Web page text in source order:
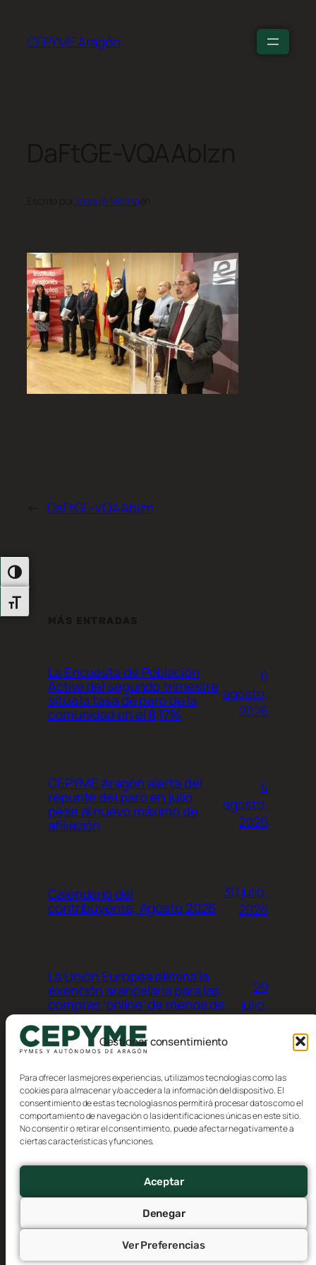
Gestionar consentimiento
Para ofrecer las mejores experiencias, utilizamos tecnologías como las
cookies para almacenar y/o acceder a la información del dispositivo. El
consentimiento de estas tecnologías nos permitirá procesar datos como el
comportamiento de navegación o las identificaciones únicas en este sitio.
No consentir o retirar el consentimiento, puede afectar negativamente a
ciertas características y funciones.
Aceptar
Denegar
Ver Preferencias
Alternar Alto Contraste
Alternar Tamaño De Letra
CEPYME Aragón
Joaquín Molina
DaFtGE-VQAAbIzn
La Encuesta de Población
Activa del segundo trimestre
sitúa la tasa de paro de la
comunidad en el 8,17%
6
agosto,
2026
CEPYME Aragón alerta del
repunte del paro en julio
pese al nuevo máximo de
afiliación
4
agosto,
2026
Calendario del
contribuyente, Agosto 2026
30 julio,
2026
La Unión Europea elimina la
exención arancelaria para las
compras ‘online’ de menos de
150 euros procedentes de
terceros países
29
julio,
Autores
Eventos
Diseñado con